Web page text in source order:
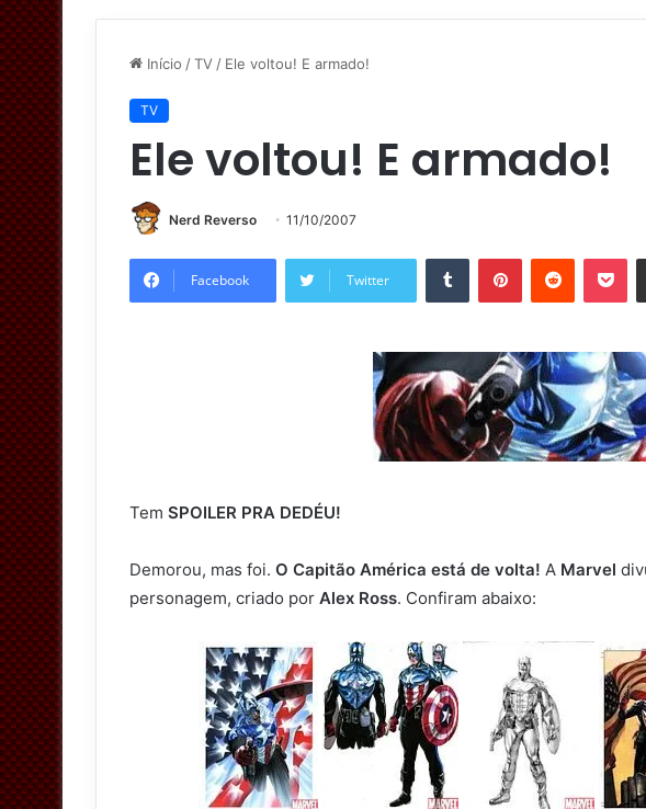
Início /TV / Ele voltou! E armado!
TV
Ele voltou! E armado!
Nerd Reverso 11/10/2007
Facebook Twitter
Tem SPOILER PRA DEDÉU!
Demorou, mas foi. O Capitão América está de volta! A Marvel
personagem, criado por Alex Ross. Confiram abaixo: